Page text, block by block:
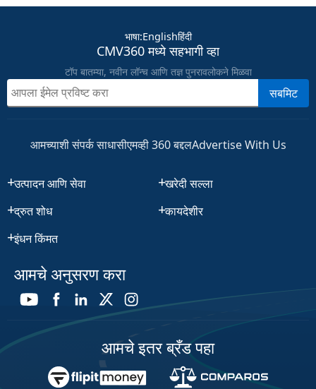
भाषा:Englishहिंदी
CMV360 मध्ये सहभागी व्हा
टॉप बातम्या, नवीन लॉन्च आणि तज्ञ पुनरावलोकने मिळवा
सबमिट
आमच्याशी संपर्क साधासीएमव्ही 360 बद्दलAdvertise With Us
उत्पादन आणि सेवा
द्रुत शोध
इंधन किंमत
खरेदी सल्ला
कायदेशीर
आमचे अनुसरण करा
आमचे इतर ब्रँड पहा